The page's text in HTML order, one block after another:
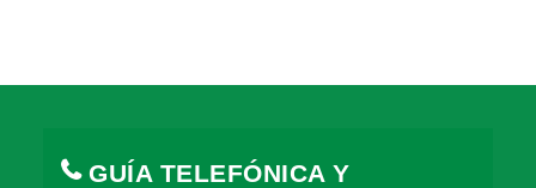
GUÍA TELEFÓNICA Y